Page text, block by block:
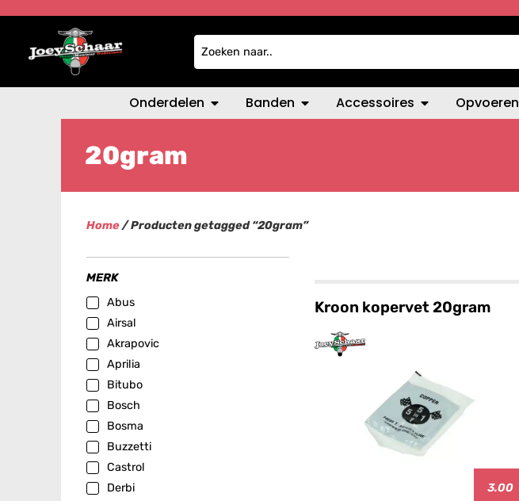
Onderdelen Banden Accessoires Opvoeren
20gram
Home/ Producten getagged “20gram”
MERK
Abus
Airsal
Akrapovic
Aprilia
Bitubo
Bosch
Bosma
Buzzetti
Castrol
Derbi
Kroon kopervet 20gram
3.00